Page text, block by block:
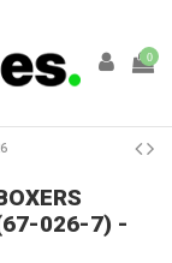
0
026-7) -